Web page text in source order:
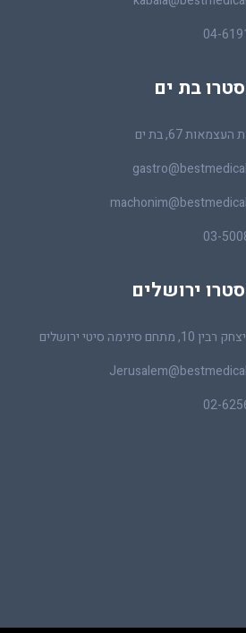
04-
בת ים
67, בת ים
03-
ירושלים
מתחם סינימה סיטי ירושלים
02-